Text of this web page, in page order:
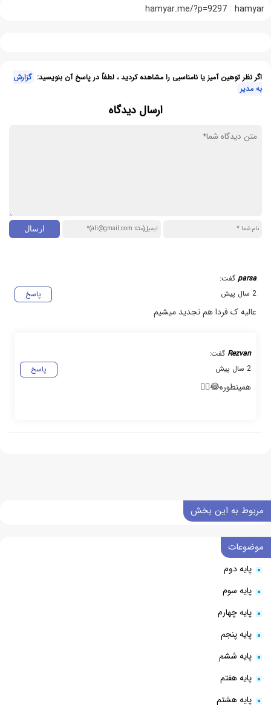
hamyar
hamyar.me/?p=9297
اگر نظر توهین آمیز یا نامناسبی را مشاهده کردید ، لطفاً در پاسخ آن بنویسید: گزارش
به مدیر
ارسال دیدگاه
parsa گفت:
پاسخ
2 سال پیش
عالیه ک فردا هم تجدید میشیم
Rezvan گفت:
پاسخ
2 سال پیش
همینطوره😂✋🏻
مربوط به این بخش
موضوعات
پایه دوم
پایه سوم
پایه چهارم
پایه پنجم
پایه ششم
پایه هفتم
پایه هشتم